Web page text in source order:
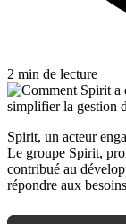
2 min de lecture
Spirit, un acteur
Le groupe Spirit,
contribué au
répondre aux